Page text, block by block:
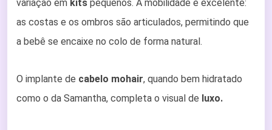
variação em kits pequenos. A mobilidade é excelente:
as costas e os ombros são articulados, permitindo que
a bebê se encaixe no colo de forma natural.
O implante de cabelo mohair, quando bem hidratado
como o da Samantha, completa o visual de luxo.